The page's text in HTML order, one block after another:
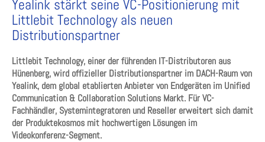
Yealink stärkt seine VC-Positionierung mit
Littlebit Technology als neuen
Distributionspartner
Littlebit Technology, einer der führenden IT-Distributoren aus
Hünenberg, wird offizieller Distributionspartner im DACH-Raum von
Yealink, dem global etablierten Anbieter von Endgeräten im Unified
Communication & Collaboration Solutions Markt. Für VC-
Fachhändler, Systemintegratoren und Reseller erweitert sich damit
der Produktekosmos mit hochwertigen Lösungen im
Videokonferenz-Segment.